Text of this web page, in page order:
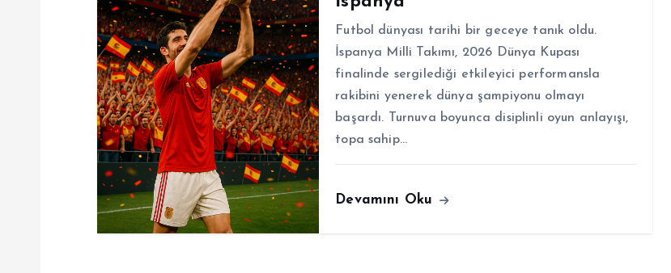
Futbol dünyası tarihi bir geceye tanık oldu.
İspanya Milli Takımı, 2026 Dünya Kupası
finalinde sergilediği etkileyici performansla
rakibini yenerek dünya şampiyonu olmayı
başardı. Turnuva boyunca disiplinli oyun anlayışı,
topa sahip…
Devamını Oku